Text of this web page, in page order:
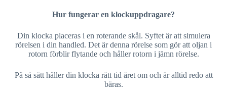
Hur fungerar en klockuppdragare?
Din klocka placeras i en roterande skål. Syftet är att simulera
rörelsen i din handled. Det är denna rörelse som gör att oljan i
rotorn förblir flytande och håller rotorn i jämn rörelse.
På så sätt håller din klocka rätt tid året om och är alltid redo att
bäras.